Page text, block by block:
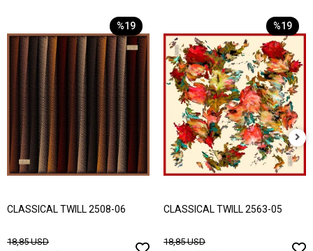
%19
CLASSICAL TWILL 2508-06
18,85 USD
%19
CLASSICAL TWILL 2563-05
18,85 USD